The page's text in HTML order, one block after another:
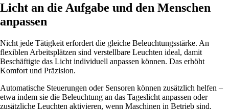
Licht an die Aufgabe und den Menschen
anpassen
Nicht jede Tätigkeit erfordert die gleiche Beleuchtungsstärke. An
flexiblen Arbeitsplätzen sind verstellbare Leuchten ideal, damit
Beschäftigte das Licht individuell anpassen können. Das erhöht
Komfort und Präzision.
Automatische Steuerungen oder Sensoren können zusätzlich helfen –
etwa indem sie die Beleuchtung an das Tageslicht anpassen oder
zusätzliche Leuchten aktivieren, wenn Maschinen in Betrieb sind.